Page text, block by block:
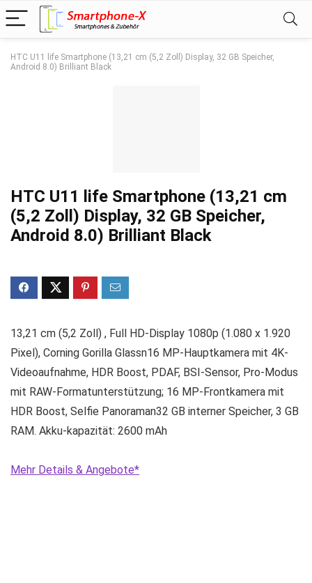
HTC U11 life Smartphone (13,21 cm (5,2 Zoll) Display, 32 GB Speicher,
Android 8.0) Brilliant Black
HTC U11 life Smartphone (13,21 cm
(5,2 Zoll) Display, 32 GB Speicher,
Android 8.0) Brilliant Black
13,21 cm (5,2 Zoll) , Full HD-Display 1080p (1.080 x 1.920
Pixel), Corning Gorilla Glassn16 MP-Hauptkamera mit 4K-
Videoaufnahme, HDR Boost, PDAF, BSI-Sensor, Pro-Modus
mit RAW-Formatunterstützung; 16 MP-Frontkamera mit
HDR Boost, Selfie Panoraman32 GB interner Speicher, 3 GB
RAM. Akku-kapazität: 2600 mAh
Mehr Details & Angebote*